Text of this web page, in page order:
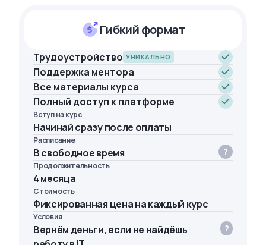
Гибкий формат
Трудоустройство УНИКАЛЬНО
Поддержка ментора
Все материалы курса
Полный доступ к платформе
Вступ на курс
Начинай сразу после оплаты
Расписание
В свободное время
Продолжительность
4 месяца
Стоимость
Фиксированная цена на каждый курс
Условия
Вернём деньги, если не найдёшь